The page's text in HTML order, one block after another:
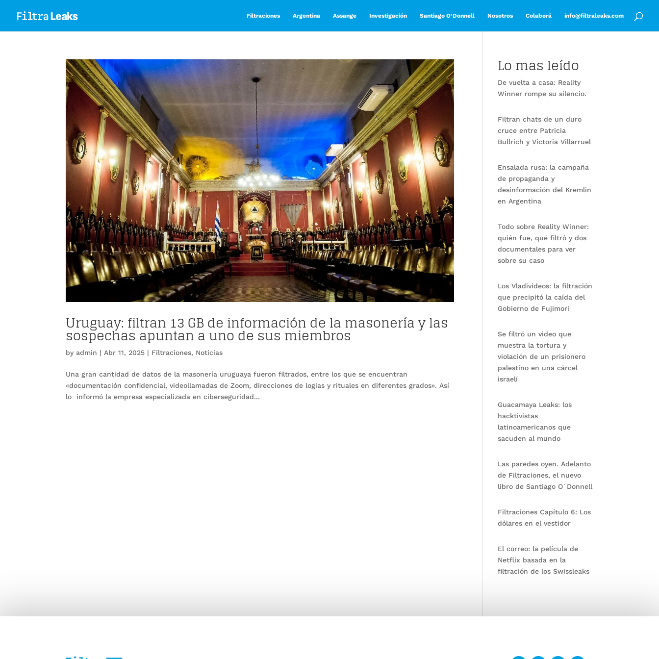
Filtraciones Argentina Assange Investigación Santiago O’Donnell Nosotros Colaborá info@filtraleaks.com
Uruguay: filtran 13 GB de información de la masonería y las
sospechas apuntan a uno de sus miembros
byadmin |Abr 11, 2025 | Filtraciones, Noticias
Una gran cantidad de datos de la masonería uruguaya fueron filtrados, entre los que se encuentran
«documentación confidencial, videollamadas de Zoom, direcciones de logias y rituales en diferentes grados». Así
lo informó la empresa especializada en ciberseguridad...
Lo mas leído
De vuelta a casa: Reality
Winner rompe su silencio.
Filtran chats de un duro
cruce entre Patricia
Bullrich y Victoria Villarruel
Ensalada rusa: la campaña
de propaganda y
desinformación del Kremlin
en Argentina
Todo sobre Reality Winner:
quién fue, qué filtró y dos
documentales para ver
sobre su caso
Los Vladivideos: la filtración
que precipitó la caída del
Gobierno de Fujimori
Se filtró un video que
muestra la tortura y
violación de un prisionero
palestino en una cárcel
israelí
Guacamaya Leaks: los
hacktivistas
latinoamericanos que
sacuden al mundo
Las paredes oyen. Adelanto
de Filtraciones, el nuevo
libro de Santiago O´Donnell
Filtraciones Capítulo 6: Los
dólares en el vestidor
El correo: la película de
Netflix basada en la
filtración de los Swissleaks